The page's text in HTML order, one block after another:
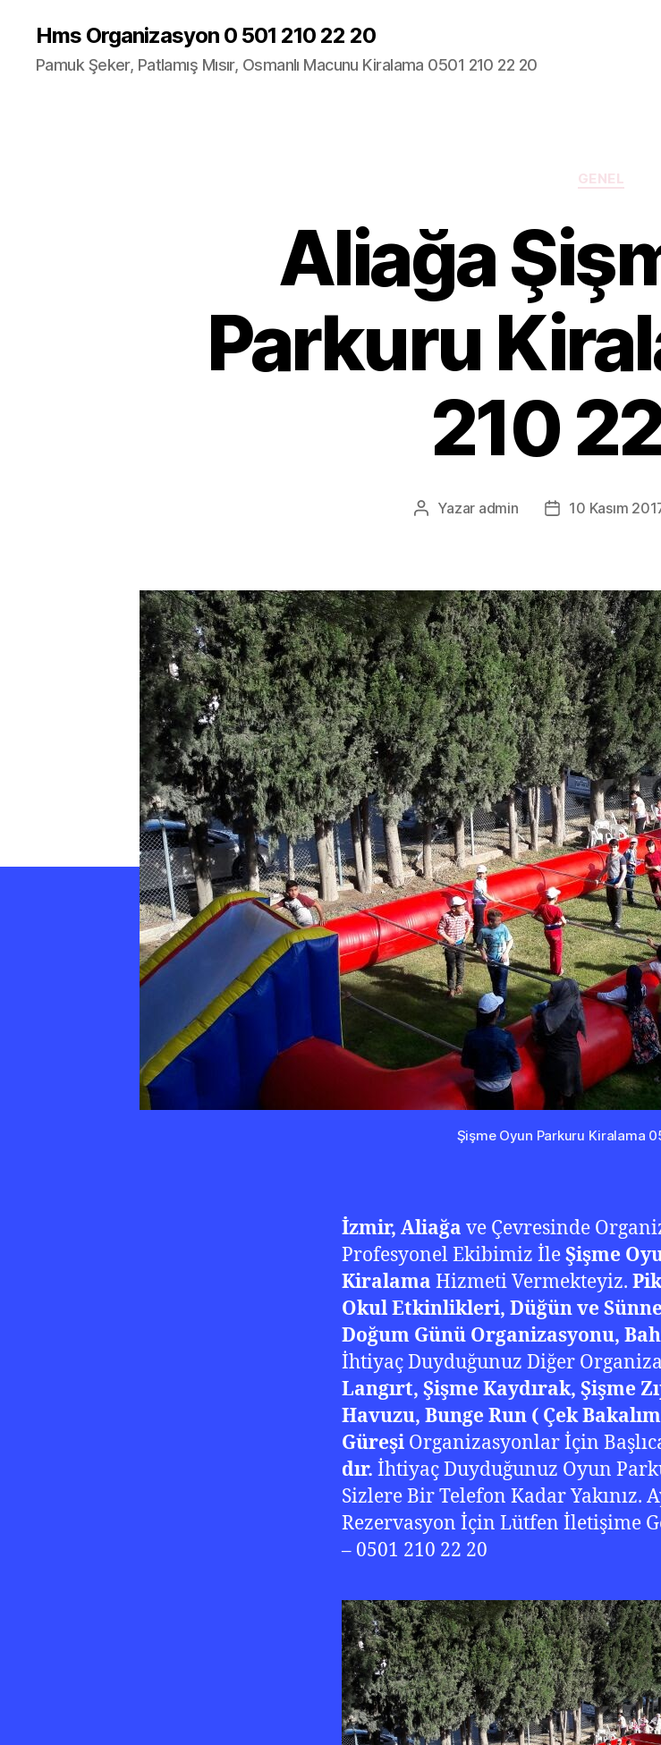
Hms Organizasyon 0 501 210 22 20
Pamuk Şeker, Patlamış Mısır, Osmanlı Macunu Kiralama 0501 210 22 20
GENEL
Aliağa
Parkuru
210
Yazının
Yazar admin
Yazı10 Kasım
Şişme Oyun Parkuru Kiralama
İzmir, Aliağa ve Çevresinde
Profesyonel Ekibimiz İleŞişme
Kiralama Hizmeti Vermekteyiz.
Okul Etkinlikleri, Düğün ve
Doğum Günü Organizasyonu,
İhtiyaç Duyduğunuz Diğer
Langırt, Şişme Kaydırak, Şişme
Havuzu, Bunge Run ( Çek
Güreşi Organizasyonlar İçin
dır. İhtiyaç Duyduğunuz Oyun
Sizlere Bir Telefon Kadar Yakınız.
Rezervasyon İçin Lütfen İletişime
– 0501 210 22 20